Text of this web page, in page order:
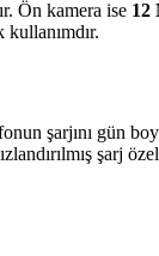
Ön kamera ise 12
şarjını gün
şarj